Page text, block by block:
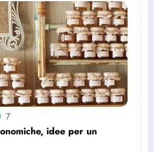
7
idee per un